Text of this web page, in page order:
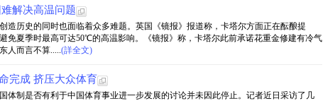
解决高温问题
造历史的同时也面临着众多难题。英国《镜报》报道称，卡塔尔方面正在酝酿提
免夏季时最高可达50℃的高温影响。《镜报》称，卡塔尔此前承诺花重金修建有冷气
人而言不算.....(詳全文)
完成 挤压大众体育
体制是否有利于中国体育事业进一步发展的讨论并未因此停止。记者近日采访了几